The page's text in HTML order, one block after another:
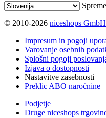
© 2010-2026 niceshops GmbH
Impresum in pogoji
Varovanje osebnih
Splošni pogoji
Izjava o dostopnosti
Nastavitve zasebnosti
Preklic ABO naročnine
Podjetje
Druge niceshops